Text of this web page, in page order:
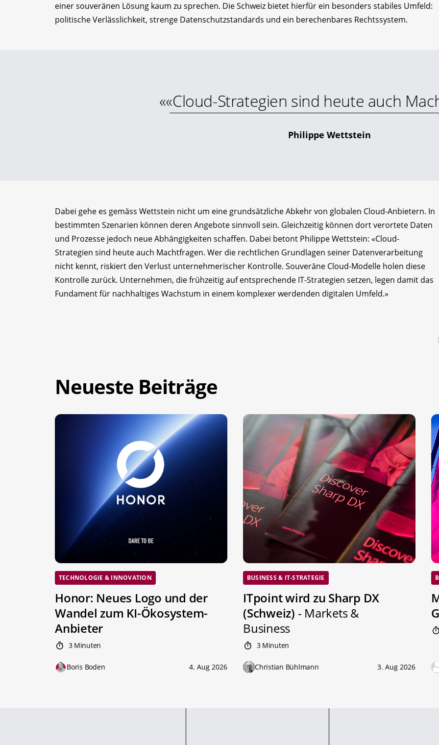
einer souveränen Lösung kaum zu sprechen. Die Schweiz bietet hierfür ein besonders stabiles Umfeld:
politische Verlässlichkeit, strenge Datenschutzstandards und ein berechenbares Rechtssystem.
««Cloud-Strategien sind heute auch
Philippe Wettstein
Dabei gehe es gemäss Wettstein nicht um eine grundsätzliche Abkehr von globalen Cloud-Anbietern. In
bestimmten Szenarien können deren Angebote sinnvoll sein. Gleichzeitig können dort verortete Daten
und Prozesse jedoch neue Abhängigkeiten schaffen. Dabei betont Philippe Wettstein: «Cloud-
Strategien sind heute auch Machtfragen. Wer die rechtlichen Grundlagen seiner Datenverarbeitung
nicht kennt, riskiert den Verlust unternehmerischer Kontrolle. Souveräne Cloud-Modelle holen diese
Kontrolle zurück. Unternehmen, die frühzeitig auf entsprechende IT-Strategien setzen, legen damit das
Fundament für nachhaltiges Wachstum in einem komplexer werdenden digitalen Umfeld.»
Neueste Beiträge
TECHNOLOGIE & INNOVATION
Honor: Neues Logo und der
Wandel zum KI-Ökosystem-
Anbieter
3 Minuten
Boris Boden 4. Aug 2026
BUSINESS & IT-STRATEGIE
ITpoint wird zu Sharp DX
(Schweiz) - Markets &
Business
3 Minuten
Christian Bühlmann 3. Aug 2026